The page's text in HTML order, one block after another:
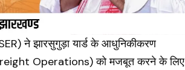
ने झारसुगुड़ा यार्ड के आधुनिकीकरण
Operations) को मजबूत करने के लिए